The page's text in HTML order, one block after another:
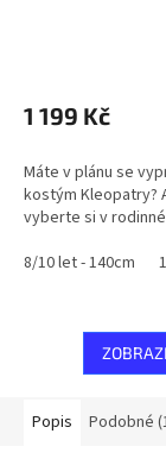
1 199 Kč
Máte v plánu se
kostým Kleopatry?
vyberte si v
8/10 let - 140cm
Popis Podobné